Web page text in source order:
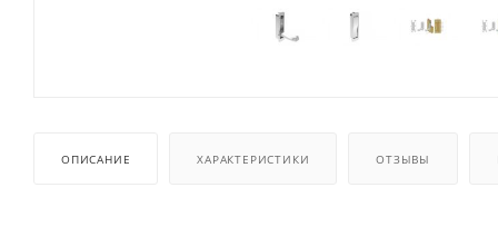
ОПИСАНИЕ ХАРАКТЕРИСТИКИ ОТЗЫВЫ